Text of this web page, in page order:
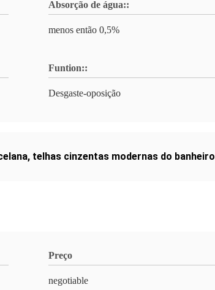
Absorção de água::
menos então 0,5%
Funtion::
Desgaste-oposição
, telhas cinzentas modernas do banheiro
Preço
negotiable